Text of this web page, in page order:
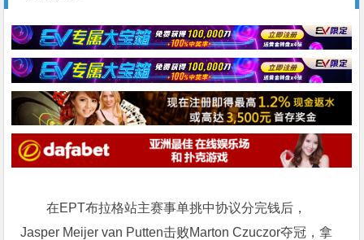
在EPT布拉格站主赛事单挑中协议分完钱后，
Jasper Meijer van Putten击败Marton Czuczor夺冠，拿